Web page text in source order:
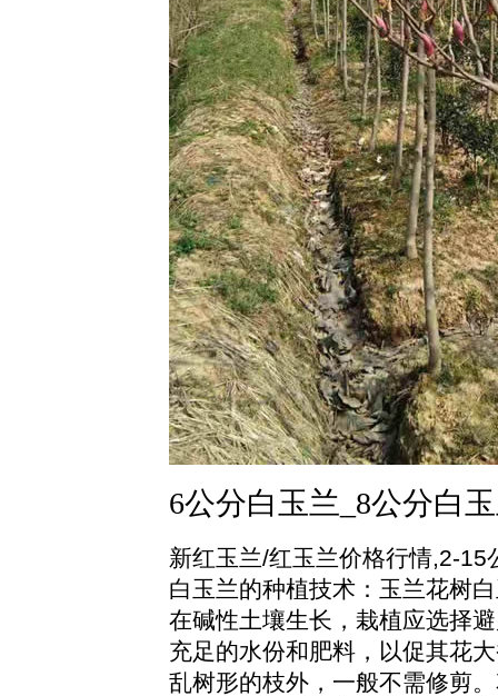
6公分白玉兰_8公分白
新红玉兰/红玉兰价格行情,2-15
白玉兰的种植技术：玉兰花树
在碱性土壤生长，栽植应选择
充足的水份和肥料，以促其花
乱树形的枝外，一般不需修剪